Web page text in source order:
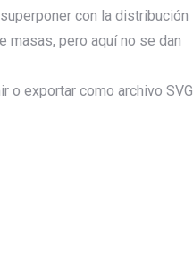
con la distribución
masas, pero aquí no se dan
o exportar como archivo SVG